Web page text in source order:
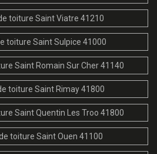
toiture Saint Viatre 41210
toiture Saint Sulpice 41000
Saint Romain Sur Cher 41140
toiture Saint Rimay 41800
Saint Quentin Les Troo 41800
toiture Saint Ouen 41100